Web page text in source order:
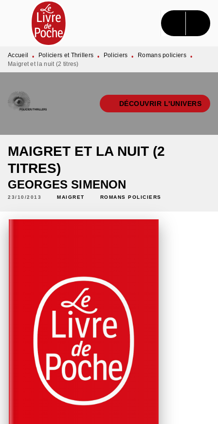
MENU RECHERCHE CONTENU
PIED DE PAGE
Accueil • Policiers et Thrillers • Policiers • Romans policiers •
Maigret et la nuit (2 titres)
DÉCOUVRIR L'UNIVERS
MAIGRET ET LA NUIT (2
TITRES)
GEORGES SIMENON
23/10/2013 MAIGRET ROMANS POLICIERS